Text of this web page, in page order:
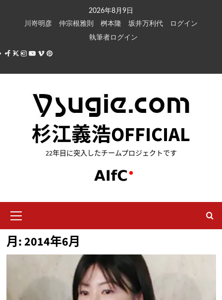
キ
2026年8月9日
川嵜明彦
仲宗根雅則 桝本隆 坂井万利代
ログイン
執筆者ログイン
Facebook
X Instagram
Youtube
VimeoPinterest
杉江義浩OFFICIAL
22年目に突入したチームプロジェクトです
イ
ン
メ
月:2014年6月